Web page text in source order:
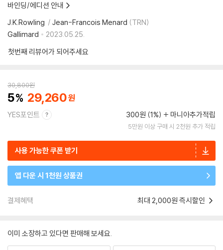
바인딩/에디션 안내
J.K.Rowling
Jean-Francois Menard (TRN)
Gallimard
2023.05.25.
첫번째 리뷰어가 되어주세요
30,800원
5 29,260
YES포인트 300원 (1%) 마니아추가적립
5만원 이상 구매 시 2천원 추가 적립
사용 가능한 쿠폰 받기
앱 다운 시 1천원 상품권
결제혜택 최대 2,000원 즉시할인
이미 소장하고 있다면 판매해 보세요.